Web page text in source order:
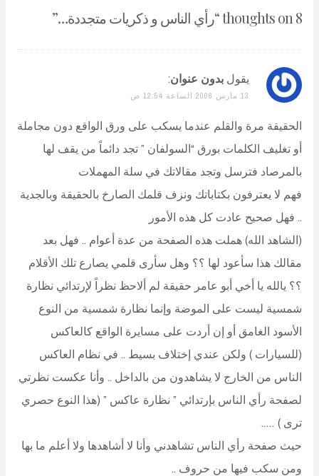
8 thoughts on “ رأي الناس و ذكريات متجددة…”
يقول بدون عنوان:
13 مارس 2006 الساعة 12:54 ص
الحقيقة مرة والقلم عندما يسكب على ورق الواقع دون مجاملة
أو تغليف الكلمات بورق “السولفان ” تجد دائماً من يقف لها
بالمرصاد فترسل وتجد مقالاتك في سلة المهملات
فهم لا يعترفون بكتاباتك ونزف قلمك الصارخ بالحقيقة وبالجدية
.. فهل صحيح عادت كل هذه الأمور
(الشاهد الله) هملت هذه الصفحة من عدة أعوام .. فهل بعد
مقالك هذا سأعود لها ؟؟ وهل سأرى قلمي يصارع تلك الأقلام
؟؟ يالله يا أخي أبو عامر حقيقة لم ألاحظ نظراً لإرتدائي نظارة
شمسية ليست على الموضة وإنما نظارة شمسية من النوع
الأسود الغامق أو إن أردت على مسايرة الواقع كالعاكس
(للسيارات ) ولكن عندي إختلاف بسيط .. في نظام العاكس
الناس من الخارج لا يشاهدون من بالداخل .. وأنا عكست نظرتي
لصفحة رأي الناس بإرتدائي ” نظارة عاكس ” (هذا النوع حصري
ترى ) …..
حيث صفحة رأي الناس تشاهدني وأنا لا أشاهدها ولا أعلم ما بها
ومن سكب فيها من حروف ..